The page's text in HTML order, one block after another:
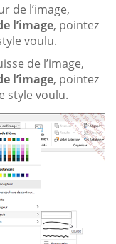
de l’image,
l’image, pointez
voulu.
de l’image,
l’image, pointez
style voulu.